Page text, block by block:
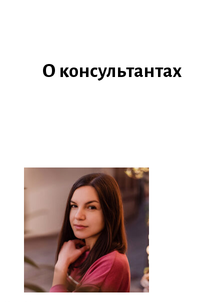
О консультантах